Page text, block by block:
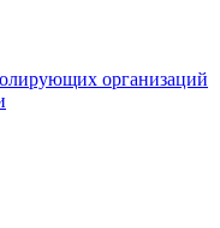
организаций